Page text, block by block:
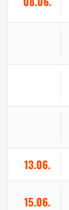
13.06.
15.06.